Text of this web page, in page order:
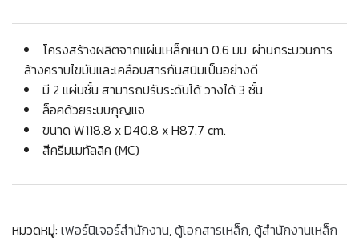
โครงสร้างผลิตจากแผ่นเหล็กหนา 0.6 มม. ผ่านกระบวนการ
ล้างคราบไขมันและเคลือบสารกันสนิมเป็นอย่างดี
มี 2 แผ่นชั้น สามารถปรับระดับได้ วางได้ 3 ชั้น
ล็อคด้วยระบบกุญแจ
ขนาด W118.8 x D40.8 x H87.7 cm.
สีครีมเมทัลลิค (MC)
หมวดหมู่: เฟอร์นิเจอร์สำนักงาน,ตู้เอกสารเหล็ก,ตู้สำนักงานเหล็ก